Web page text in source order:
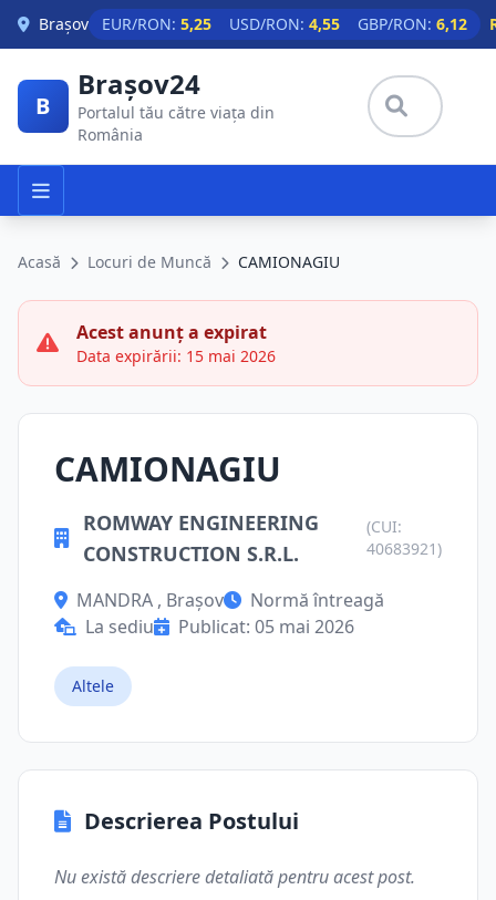
Skip to main content
Brașov EUR/RON: 5,25 USD/RON: 4,55 GBP/RON: 6,12
B
Brașov24
Portalul tău către viața din
România
Acasă Locuri de Muncă CAMIONAGIU
Acest anunț a expirat
Data expirării: 15 mai 2026
CAMIONAGIU
ROMWAY ENGINEERING
CONSTRUCTION S.R.L.
(CUI:
40683921)
MANDRA , Brașov
Normă întreagă
La sediu
Publicat: 05 mai 2026
Altele
Descrierea Postului
Nu există descriere detaliată pentru acest post.